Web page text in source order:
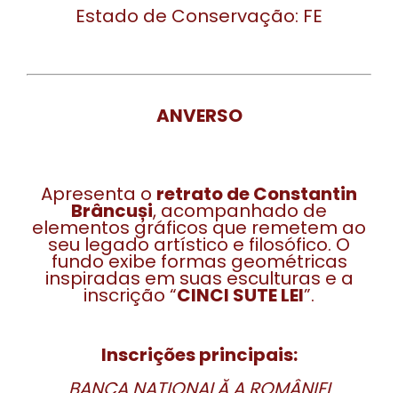
Estado de Conservação: FE
ANVERSO
Apresenta o retrato de Constantin
Brâncuși, acompanhado de
elementos gráficos que remetem ao
seu legado artístico e filosófico. O
fundo exibe formas geométricas
inspiradas em suas esculturas e a
inscrição “CINCI SUTE LEI”.
Inscrições principais: